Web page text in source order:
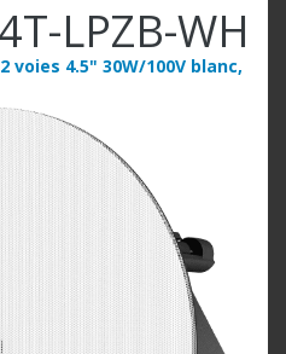
LPZB-WH
voies 4.5" 30W/100V blanc,